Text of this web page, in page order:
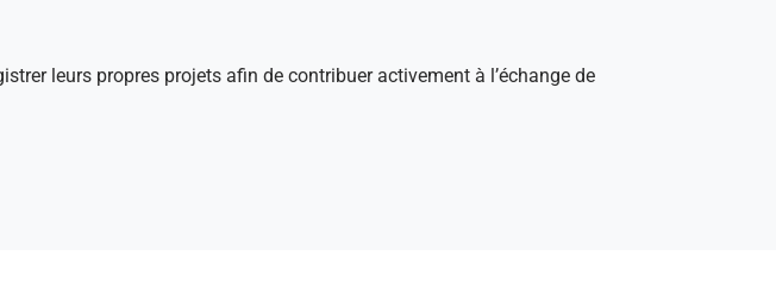
leurs propres projets afin de contribuer activement à l’échange de